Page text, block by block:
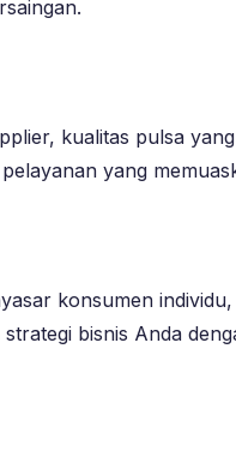
kualitas pulsa
yang
konsumen
bisnis Anda